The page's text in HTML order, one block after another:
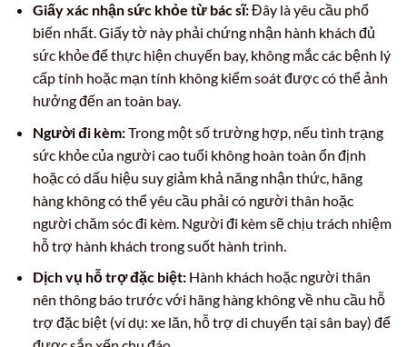
Giấy xác nhận sức khỏe từ bác sĩ:Đây là yêu cầu phổ
biến nhất. Giấy tờ này phải chứng nhận hành khách đủ
sức khỏe để thực hiện chuyến bay, không mắc các bệnh lý
cấp tính hoặc mạn tính không kiểm soát được có thể ảnh
hưởng đến an toàn bay.
Người đi kèm:Trong một số trường hợp, nếu tình trạng
sức khỏe của người cao tuổi không hoàn toàn ổn định
hoặc có dấu hiệu suy giảm khả năng nhận thức, hãng
hàng không có thể yêu cầu phải có người thân hoặc
người chăm sóc đi kèm. Người đi kèm sẽ chịu trách nhiệm
hỗ trợ hành khách trong suốt hành trình.
Dịch vụ hỗ trợ đặc biệt:Hành khách hoặc người thân
nên thông báo trước với hãng hàng không về nhu cầu hỗ
trợ đặc biệt (ví dụ: xe lăn, hỗ trợ di chuyển tại sân bay) để